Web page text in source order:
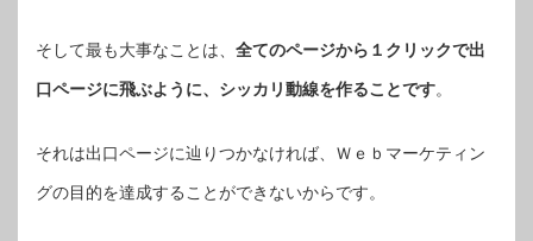
そして最も大事なことは、 全てのページから１クリックで出
口ページに飛ぶように、シッカリ動線を作ることです。
それは出口ページに辿りつかなければ、Ｗｅｂマーケティン
グの目的を達成することができないからです。